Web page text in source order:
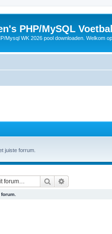
PHP/MySQL
Mysql WK 2026 pool downloaden. Welkom
juiste forrum.
Zoek